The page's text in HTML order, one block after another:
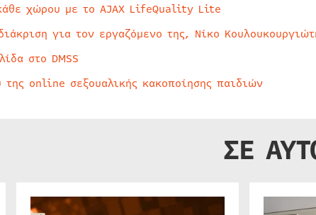
χώρου με το AJAX LifeQuality Lite
για τον εργαζόμενο της, Νίκο
στο DMSS
της online σεξουαλικής κακοποίησης παιδιών
ΣΕ